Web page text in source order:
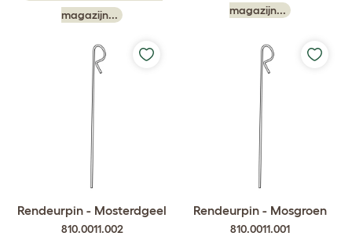
magazijn...
magazijn...
Rendeurpin - Mosterdgeel
810.0011.002
Rendeurpin - Mosgroen
810.0011.001